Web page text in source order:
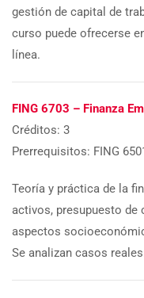
gestión de capital de
curso puede ofrecerse
línea.
FING 6703 – Finanza
Créditos: 3
Prerrequisitos: FING
Teoría y práctica de la
activos, presupuesto de
aspectos
Se analizan casos